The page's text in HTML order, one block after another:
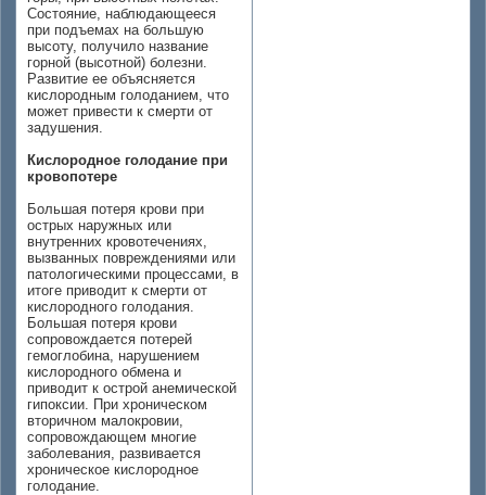
Состояние, наблюдающееся
при подъемах на большую
высоту, получило название
горной (высотной) болезни.
Развитие ее объясняется
кислородным голоданием, что
может привести к смерти от
задушения.
Кислородное голодание при
кровопотере
Большая потеря крови при
острых наружных или
внутренних кровотечениях,
вызванных повреждениями или
патологическими процессами, в
итоге приводит к смерти от
кислородного голодания.
Большая потеря крови
сопровождается потерей
гемоглобина, нарушением
кислородного обмена и
приводит к острой анемической
гипоксии. При хроническом
вторичном малокровии,
сопровождающем многие
заболевания, развивается
хроническое кислородное
голодание.